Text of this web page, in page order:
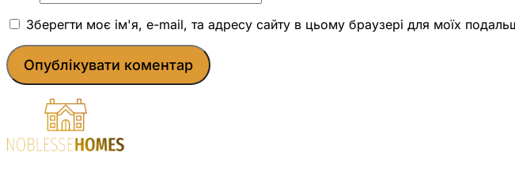
Зберегти моє ім'я, e-mail, та адресу сайту в цьому браузері для моїх